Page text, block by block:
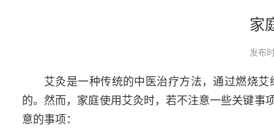
家
发布
艾灸是一种传统的中医治疗方法，通过燃烧
的。然而，家庭使用艾灸时，若不注意一些关键
意的事项：